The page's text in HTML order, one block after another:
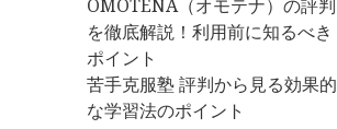
OMOTENA（オモテナ）の評判
を徹底解説！利用前に知るべき
ポイント
苦手克服塾 評判から見る効果的
な学習法のポイント